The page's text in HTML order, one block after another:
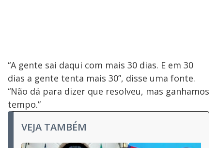
“A gente sai daqui com mais 30 dias. E em 30
dias a gente tenta mais 30”, disse uma fonte.
“Não dá para dizer que resolveu, mas ganhamos
tempo.”
VEJA TAMBÉM